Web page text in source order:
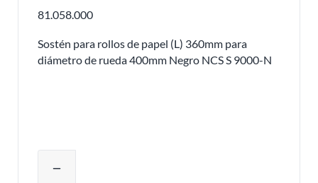
81.058.000
Sostén para rollos de papel (L) 360mm para
diámetro de rueda 400mm Negro NCS S 9000-N
remove